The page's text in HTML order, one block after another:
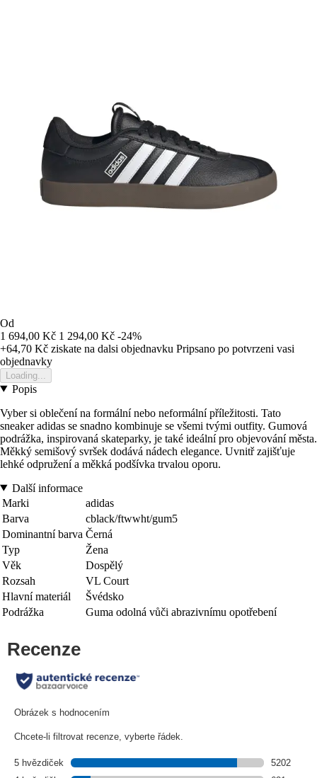
Od
1 694,00 Kč 1 294,00 Kč -24%
+64,70 Kč ziskate na dalsi objednavku Pripsano po potvrzeni vasi
objednavky
Loading...
Popis
Vyber si oblečení na formální nebo neformální příležitosti. Tato
sneaker adidas se snadno kombinuje se všemi tvými outfity. Gumová
podrážka, inspirovaná skateparky, je také ideální pro objevování města.
Měkký semišový svršek dodává nádech elegance. Uvnitř zajišťuje
lehké odpružení a měkká podšívka trvalou oporu.
Další informace
Marki
adidas
Barva
cblack/ftwwht/gum5
Dominantní barva Černá
Typ
Žena
Věk
Dospělý
Rozsah
VL Court
Hlavní materiál
Švédsko
Podrážka
Guma odolná vůči abrazivnímu opotřebení